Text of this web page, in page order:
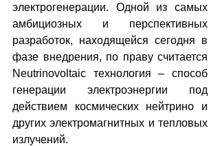
электрогенерации. Одной из самых
амбициозных и перспективных
разработок, находящейся сегодня в
фазе внедрения, по праву считается
Neutrinovoltaic технология – способ
генерации электроэнергии под
действием космических нейтрино и
других электромагнитных и тепловых
излучений.